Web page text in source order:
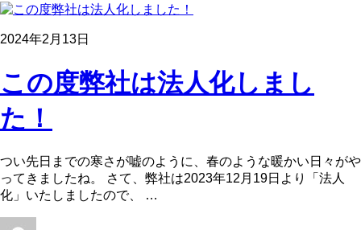
2024年2月13日
この度弊社は法人化しまし
た！
つい先日までの寒さが嘘のように、春のような暖かい日々がや
ってきましたね。 さて、弊社は2023年12月19日より「法人
化」いたしましたので、 …